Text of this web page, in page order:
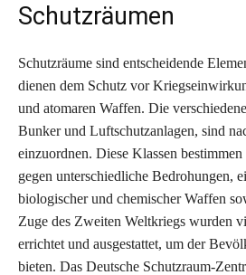
Schutzräumen
Schutzräume sind entscheidende
dienen dem Schutz vor
und atomaren Waffen. Die
Bunker und Luftschutzanlagen, sind
einzuordnen. Diese Klassen
gegen unterschiedliche Bedrohungen,
biologischer und chemischer Waffen
Zuge des Zweiten Weltkriegs wurden
errichtet und ausgestattet, um der
bieten. Das Deutsche Schutzraum-